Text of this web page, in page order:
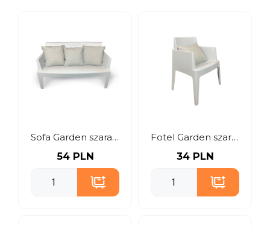
Sofa Garden szara z poduszkami
54 PLN
Fotel Garden szary z poduszką
34 PLN